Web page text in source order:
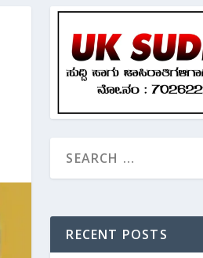
RECENT POSTS